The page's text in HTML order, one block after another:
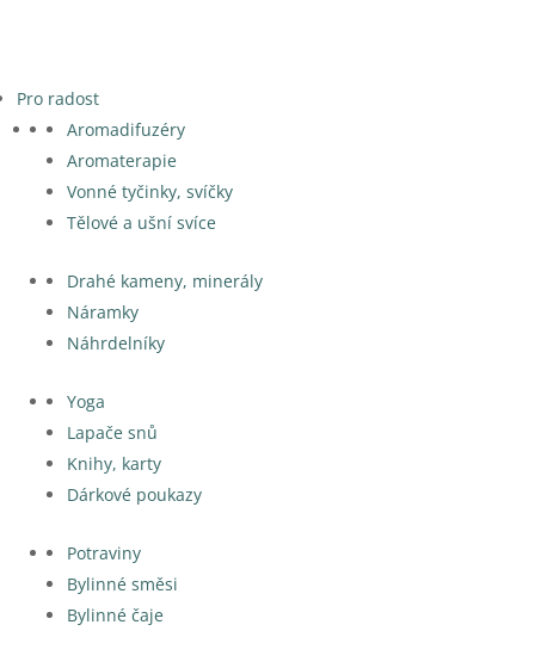
Pro radost
Aromadifuzéry
Aromaterapie
Vonné tyčinky, svíčky
Tělové a ušní svíce
Drahé kameny, minerály
Náramky
Náhrdelníky
Yoga
Lapače snů
Knihy, karty
Dárkové poukazy
Potraviny
Bylinné směsi
Bylinné čaje